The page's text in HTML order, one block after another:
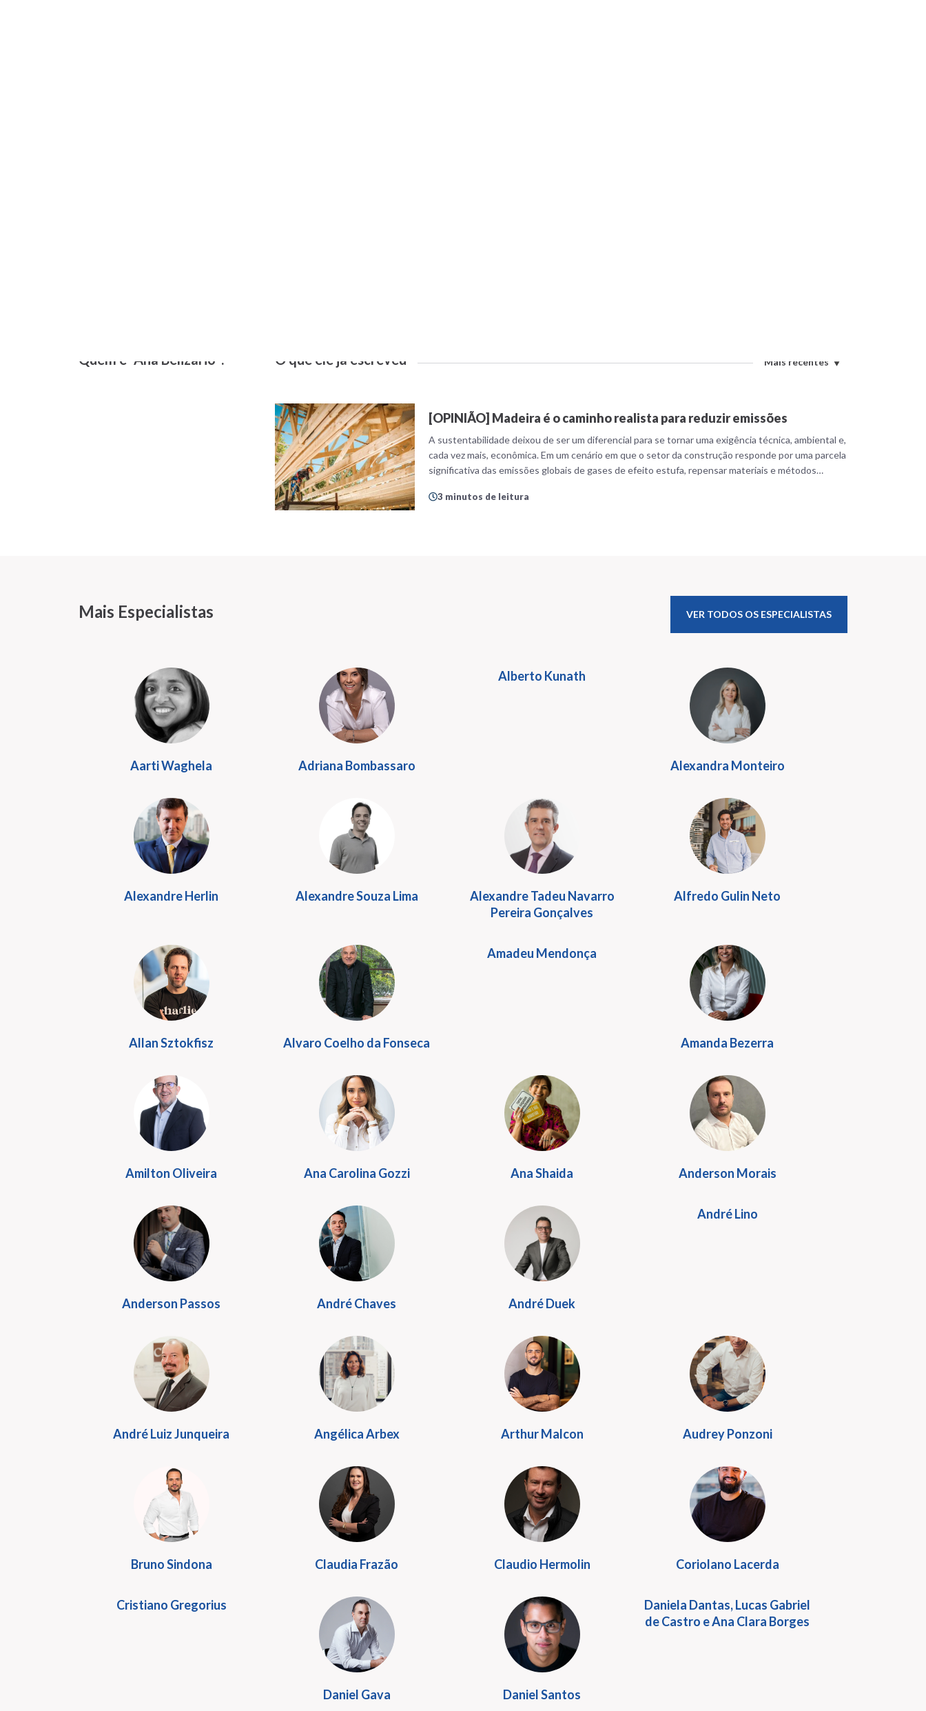
Quem é “Ana Belizário”? O que ele já escreveu Mais recentes
[OPINIÃO] Madeira é o caminho realista para reduzir emissões
A sustentabilidade deixou de ser um diferencial para se tornar uma exigência técnica, ambiental e,
cada vez mais, econômica. Em um cenário em que o setor da construção responde por uma parcela
significativa das emissões globais de gases de efeito estufa, repensar materiais e métodos
3 minutos de leitura
Mais Especialistas VER TODOS OS ESPECIALISTAS
Aarti Waghela Adriana Bombassaro
Alberto Kunath
Alexandra Monteiro
Alexandre Herlin Alexandre Souza Lima
Alexandre Tadeu Navarro
Pereira Gonçalves
Alfredo Gulin Neto
Allan Sztokfisz Alvaro Coelho da Fonseca
Amadeu Mendonça
Amanda Bezerra
Amilton Oliveira Ana Carolina Gozzi Ana Shaida Anderson Morais
Anderson Passos André Chaves André Duek
André Lino
André Luiz Junqueira Angélica Arbex Arthur Malcon Audrey Ponzoni
Bruno Sindona Claudia Frazão Claudio Hermolin Coriolano Lacerda
Cristiano Gregorius
Daniel Gava Daniel Santos
Daniela Dantas, Lucas Gabriel
de Castro e Ana Clara Borges